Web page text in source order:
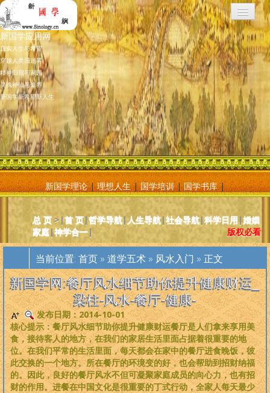
新国学应用网
真实人生与希望
穿越人类旧迷雾
精神归宿与家园
灵魂神仙与修养
新国学新希望新人生
新国学理论|理想人生|国学培训|国学书库|
新国学应用网是将新国学理论付诸应用的地方，新国学理论及其核心
基元学十分庞大复杂，特别是社会学部分和自然科学部分对于大多数
人而言因基础知识不够而难以理解。新国学应用网则将复杂的原理和
逻辑，简化为相对易懂和利于人们日常使用的内容方法。主要分为人
体人生、宗教、神灵、社会常识和科学常识。现在，新国学理论已经
是一个非常完备、深度范畴远超旧国学的系统性理论，来吧，每个人
都可以从中获益。
版权必读
刘基元
新国学理论
总 页 >|首 页|哲学导航| 人生导航|社会导航|科学日用 |婚姻
家庭|神学合一| 版权必看
当前位置: 首页 » 道学五术 » 风水入门 » 正文
新国学网:餐厅风水细节助你提升健康财运_
梁柱-风水-餐厅-健康-
发布日期：2014-10-01
核心提示：餐厅风水细节助你提升健康财运餐厅是人们拿来享用美
食，接待客人的地方，在我们的家居生活里面占据着很重要的地
位。在我们平常的生活里面，每天都会在家中的餐厅进食晚饭，彼
此交换的一个地方。所在餐厅的环境变的好，也会帮助到招财纳福
的。因此，良好的餐厅风水不但可凝聚家庭成员的向心力，也有招
财的作用。进餐在中国文化是很重要的丁式行动，全家人每天最少